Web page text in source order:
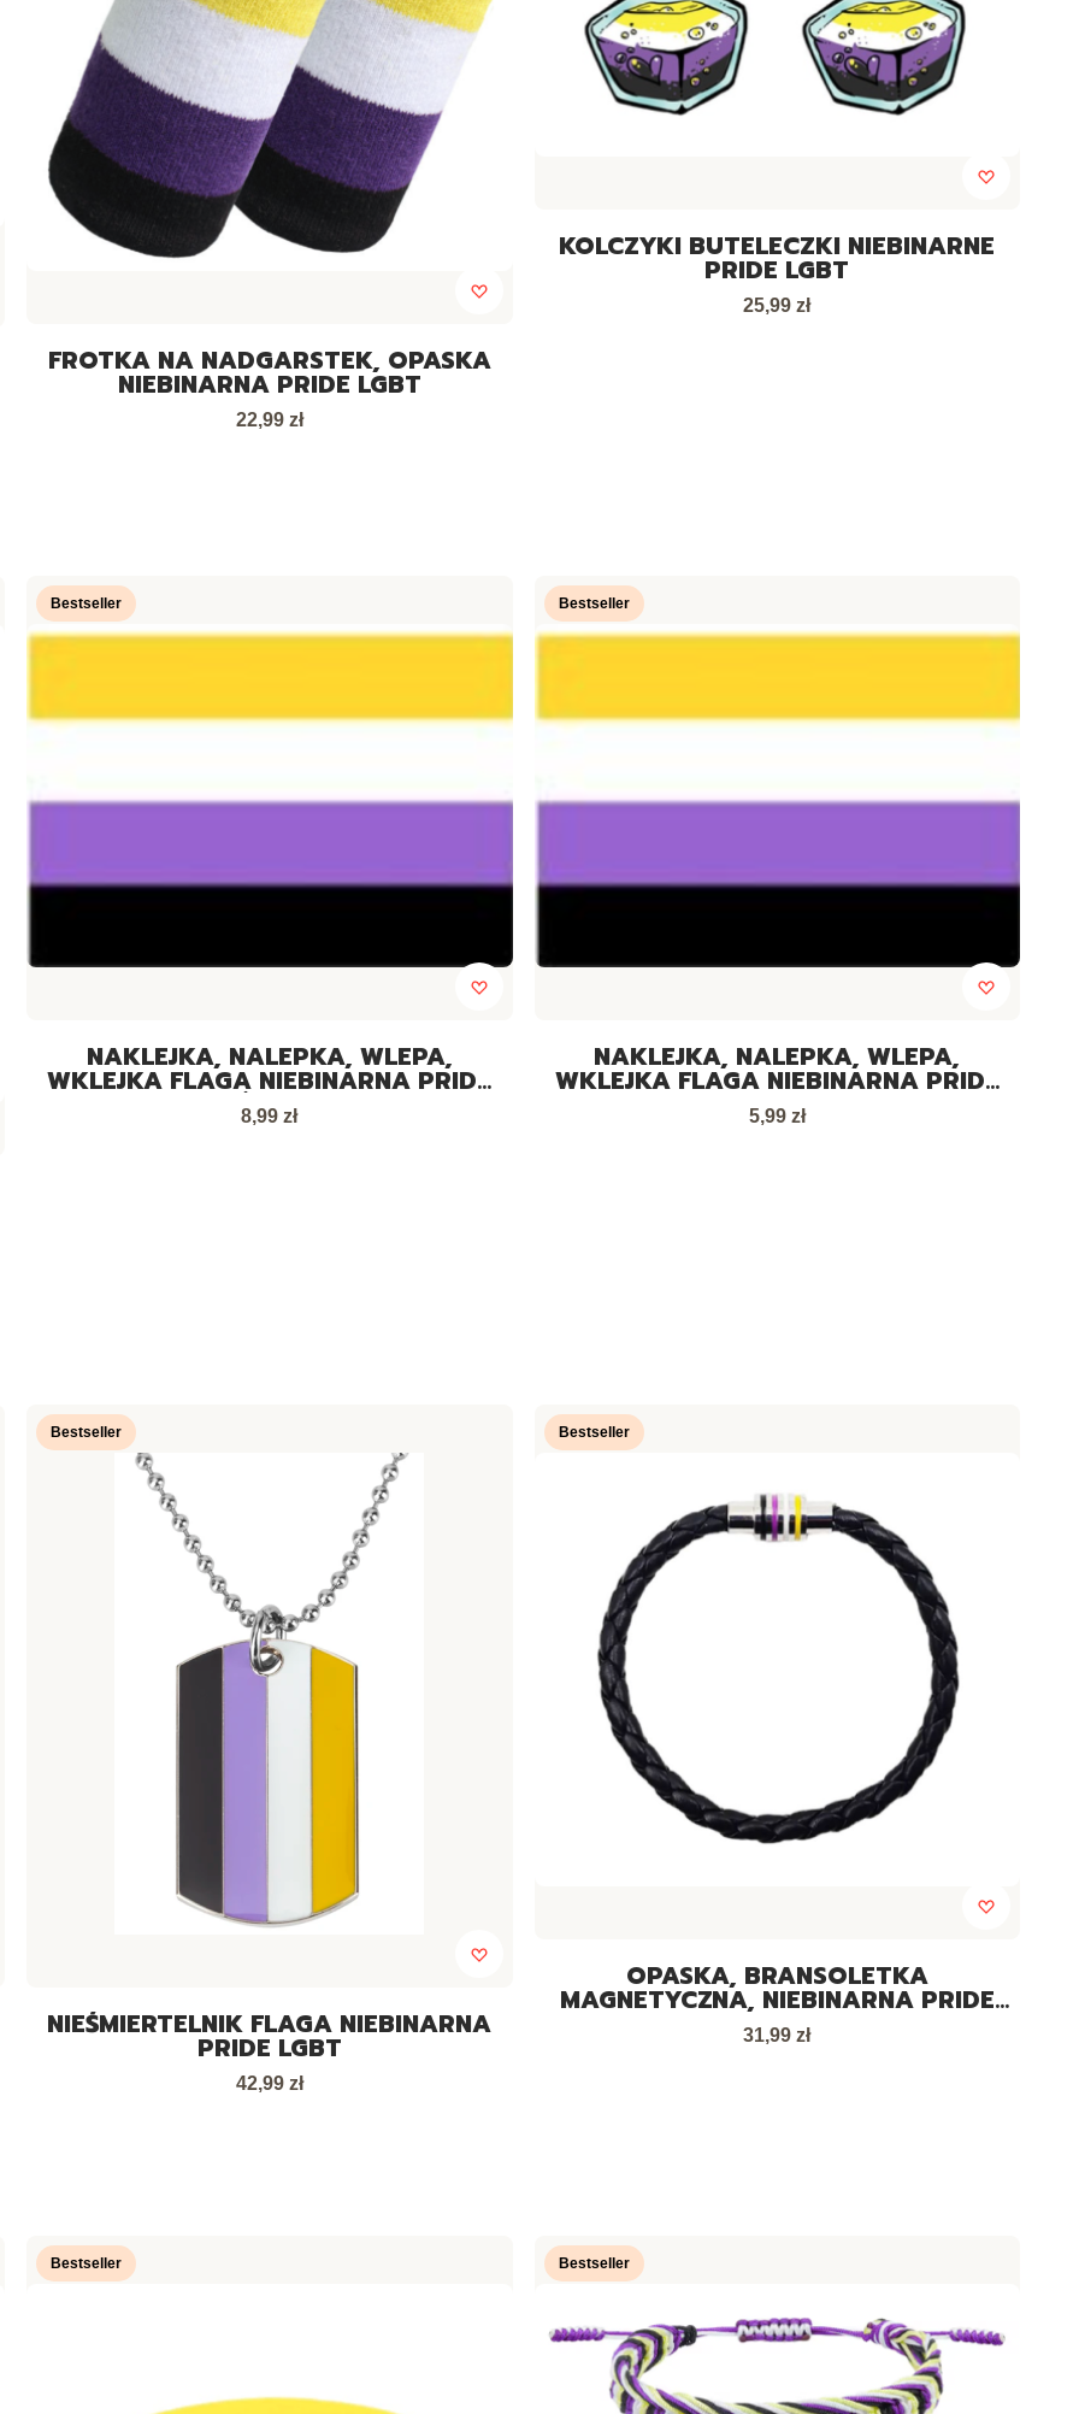
FROTKA NA NADGARSTEK, OPASKA
NIEBINARNA PRIDE LGBT
Cena
22,99 zł
KOLCZYKI BUTELECZKI NIEBINARNE
PRIDE LGBT
Cena
25,99 zł
Bestseller
NAKLEJKA, NALEPKA, WLEPA,
WKLEJKA FLAGA NIEBINARNA PRIDE
LGBT DUŻA 10-30 SZT
Cena
8,99 zł
Bestseller
NAKLEJKA, NALEPKA, WLEPA,
WKLEJKA FLAGA NIEBINARNA PRIDE
LGBT MAŁA 10-30 SZT
Cena
5,99 zł
Bestseller
NIEŚMIERTELNIK FLAGA NIEBINARNA
PRIDE LGBT
Cena
42,99 zł
Bestseller
OPASKA, BRANSOLETKA
MAGNETYCZNA, NIEBINARNA PRIDE
LGBT
Cena
31,99 zł
Bestseller Bestseller